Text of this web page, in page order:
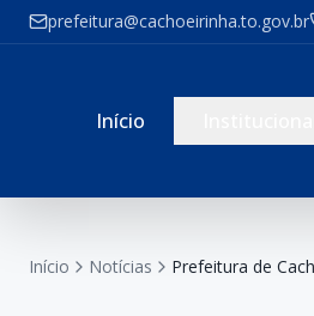
prefeitura@cachoeirinha.to.gov.br
Início
Início Notícias